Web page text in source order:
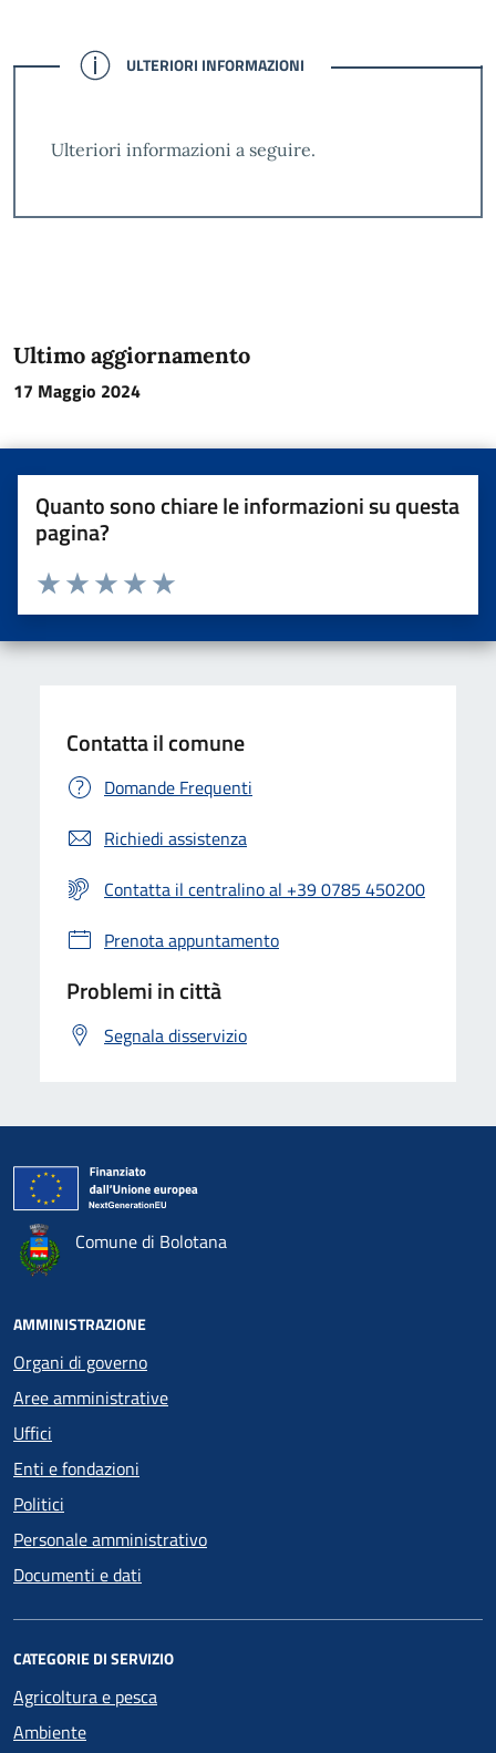
CONFERMATO
ULTERIORI INFORMAZIONI
Ulteriori informazioni a seguire.
Ultimo aggiornamento
17 Maggio 2024
Quanto sono chiare le informazioni su questa
pagina?
Valuta da 1 a 5 stelle la pagina
Valuta 5 stelle su 5
Valuta 4 stelle su 5
Valuta 3 stelle su 5
Valuta 2 stelle su 5
Valuta una stella su 5
Contatta il comune
Domande Frequenti
Richiedi assistenza
Contatta il centralino al +39 0785 450200
Prenota appuntamento
Problemi in città
Segnala disservizio
Comune di Bolotana
AMMINISTRAZIONE
Organi di governo
Aree amministrative
Uffici
Enti e fondazioni
Politici
Personale amministrativo
Documenti e dati
CATEGORIE DI SERVIZIO
Agricoltura e pesca
Ambiente